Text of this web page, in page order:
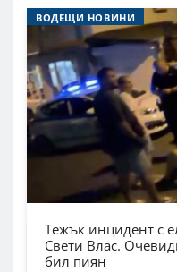
ВОДЕЩИ НОВИНИ
Тежък инцидент с
Свети Влас.
бил пиян